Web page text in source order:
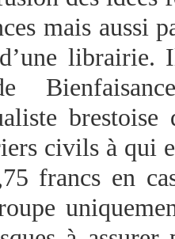
mais aussi
d’une
civils à qui
francs en